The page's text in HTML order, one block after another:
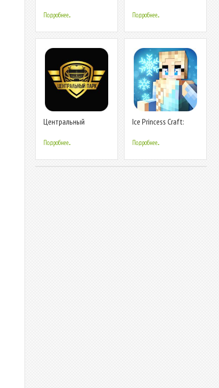
Такси
Подробнее...
Яндекс.Такси
Подробнее...
Центральный
подключение к
Яндекс.Такси
Подробнее...
Ice Princess Craft:
кукольных домиков
Подробнее...